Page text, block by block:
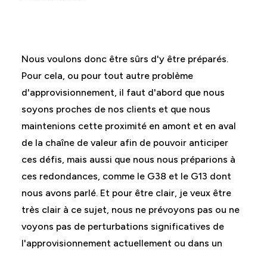
Nous voulons donc être sûrs d'y être préparés.
Pour cela, ou pour tout autre problème
d'approvisionnement, il faut d'abord que nous
soyons proches de nos clients et que nous
maintenions cette proximité en amont et en aval
de la chaîne de valeur afin de pouvoir anticiper
ces défis, mais aussi que nous nous préparions à
ces redondances, comme le G38 et le G13 dont
nous avons parlé. Et pour être clair, je veux être
très clair à ce sujet, nous ne prévoyons pas ou ne
voyons pas de perturbations significatives de
l'approvisionnement actuellement ou dans un